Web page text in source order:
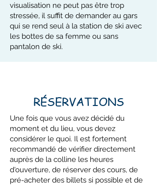
visualisation ne peut pas être trop
stressée, il suffit de demander au gars
qui se rend seul à la station de ski avec
les bottes de sa femme ou sans
pantalon de ski.
RÉSERVATIONS
Une fois que vous avez décidé du
moment et du lieu, vous devez
considérer le quoi. Il est fortement
recommandé de vérifier directement
auprès de la colline les heures
d'ouverture, de réserver des cours, de
pré-acheter des billets si possible et de